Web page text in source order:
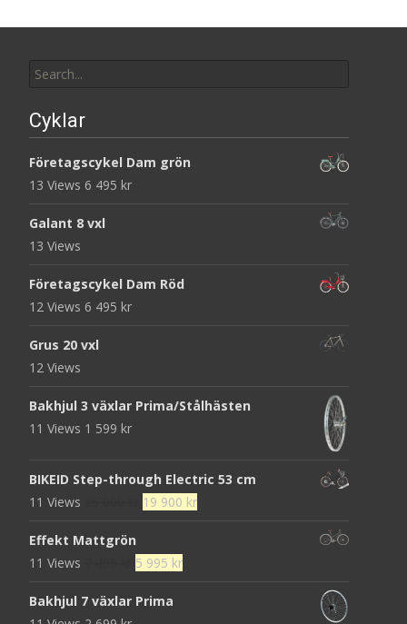
for:
Cyklar
Företagscykel Dam grön
13 Views 6 495 kr
Galant 8 vxl
13 Views
Företagscykel Dam Röd
12 Views 6 495 kr
Grus 20 vxl
12 Views
Bakhjul 3 växlar Prima/Stålhästen
11 Views 1 599 kr
BIKEID Step-through Electric 53 cm
11 Views
Det
var:
25
19 900 krDet
Effekt Mattgrön
11 Views
Det
priset
5 995 krDet
Bakhjul 7 växlar Prima